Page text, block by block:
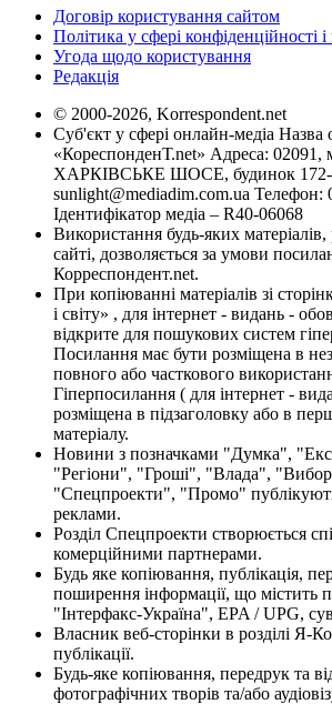
Договір користування сайтом
Політика у сфері конфіденційності
Угода щодо користування
Редакція
© 2000-2026, Korrespondent.net
Суб'єкт у сфері онлайн-медіа Назва
«КореспонденТ.net» Адреса: 02091,
ХАРКІВСЬКЕ ШОСЕ, будинок 172-
sunlight@mediadim.com.ua Телефон:
Ідентифікатор медіа – R40-06068
Використання будь-яких
сайті, дозволяється за умови
Корреспондент.net.
При копіюванні матеріалів зі
і світу» , для інтернет - видань -
відкрите для пошукових систем
Посилання має бути розміщена в
повного або часткового
Гіперпосилання ( для інтернет -
розміщена в підзаголовку або в
матеріалу.
Новини з позначками "Думка",
"Регіони", "Гроші", "Влада",
"Спецпроекти", "Промо"
реклами.
Розділ Спецпроекти створюється
комерційними партнерами.
Будь яке копіювання, публікація,
поширення інформації, що містить
"Інтерфакс-Україна", EPA / UPG,
Власник веб-сторінки в розділі Я-
публікації.
Будь-яке копіювання, передрук та
фотографічних творів та/або